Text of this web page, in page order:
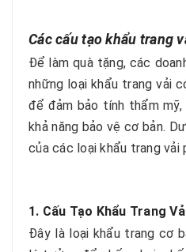
Các cấu tạo khẩu trang
Để làm quà tặng, các
những loại khẩu trang vải
để đảm bảo tính thẩm
khả năng bảo vệ cơ bản.
của các loại khẩu trang vải
1. Cấu Tạo Khẩu Trang
Đây là loại khẩu trang cơ